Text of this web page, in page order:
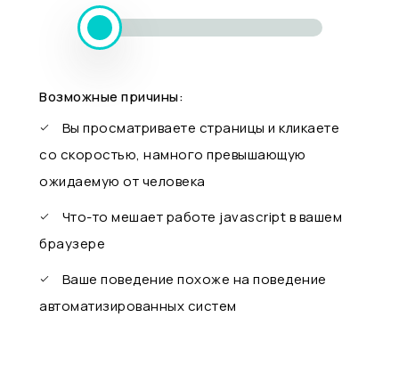
Возможные причины:
Вы просматриваете страницы и кликаете
со скоростью, намного превышающую
ожидаемую от человека
Что-то мешает работе javascript в вашем
браузере
Ваше поведение похоже на поведение
автоматизированных систем